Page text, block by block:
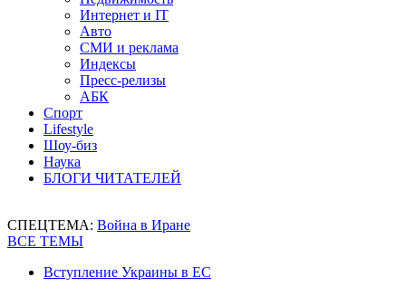
Интернет и IT
Авто
СМИ и реклама
Индексы
Пресс-релизы
АБК
Спорт
Lifestyle
Шоу-биз
Наука
БЛОГИ ЧИТАТЕЛЕЙ
СПЕЦТЕМА: Война в Иране
ВСЕ ТЕМЫ
Вступление Украины в ЕС